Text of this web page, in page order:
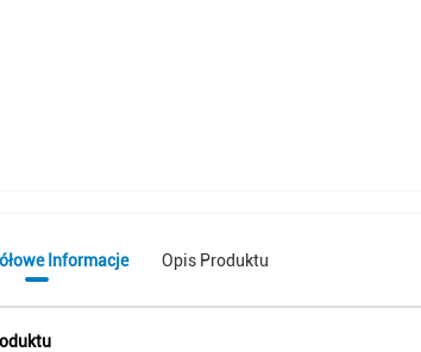
Informacje Opis Produktu